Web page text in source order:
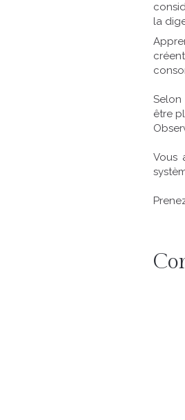
la
être
Vous